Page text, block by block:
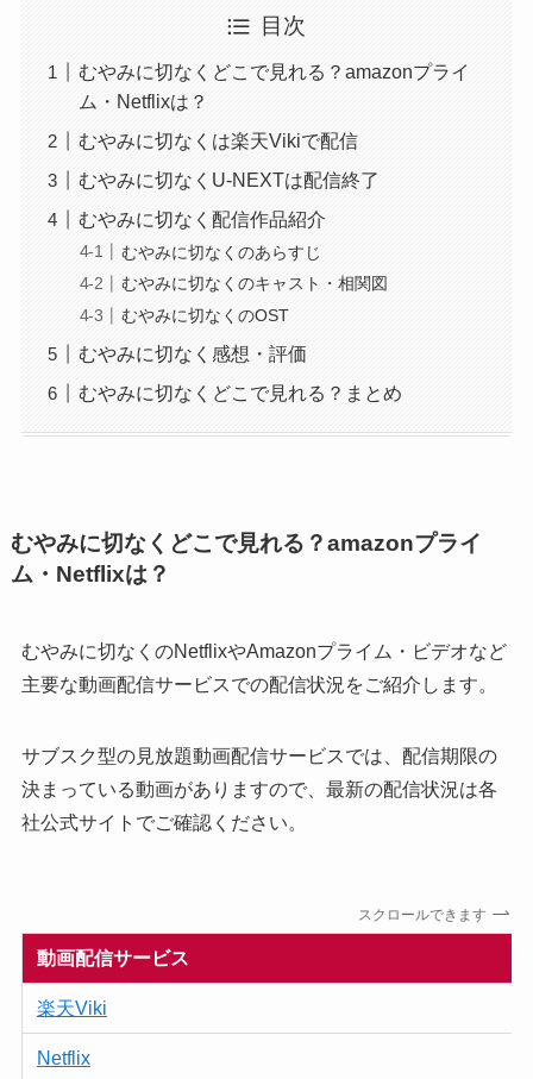
目次
むやみに切なくどこで見れる？amazonプライ
ム・Netflixは？
むやみに切なくは楽天Vikiで配信
むやみに切なくU-NEXTは配信終了
むやみに切なく配信作品紹介
むやみに切なくのあらすじ
むやみに切なくのキャスト・相関図
むやみに切なくのOST
むやみに切なく感想・評価
むやみに切なくどこで見れる？まとめ
むやみに切なくどこで見れる？amazonプライ
ム・Netflixは？
むやみに切なくのNetflixやAmazonプライム・ビデオなど
主要な動画配信サービスでの配信状況をご紹介します。
サブスク型の見放題動画配信サービスでは、配信期限の
決まっている動画がありますので、最新の配信状況は各
社公式サイトでご確認ください。
スクロールできます
動画配信サービス
楽天Viki
Netflix